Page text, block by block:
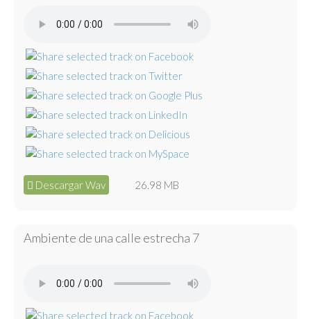
Descargar Wav 26.98 MB
Ambiente de una calle estrecha 7